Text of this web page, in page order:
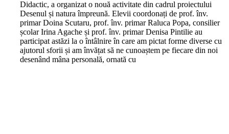
Didactic, a organizat o nouă activitate din cadrul proiectului
Desenul și natura împreună. Elevii coordonați de prof. înv.
primar Doina Scutaru, prof. înv. primar Raluca Popa, consilier
școlar Irina Agache și prof. înv. primar Denisa Pintilie au
participat astăzi la o întâlnire în care am pictat forme diverse cu
ajutorul sforii și am învățat să ne cunoaștem pe fiecare din noi
desenând mâna personală, ornată cu